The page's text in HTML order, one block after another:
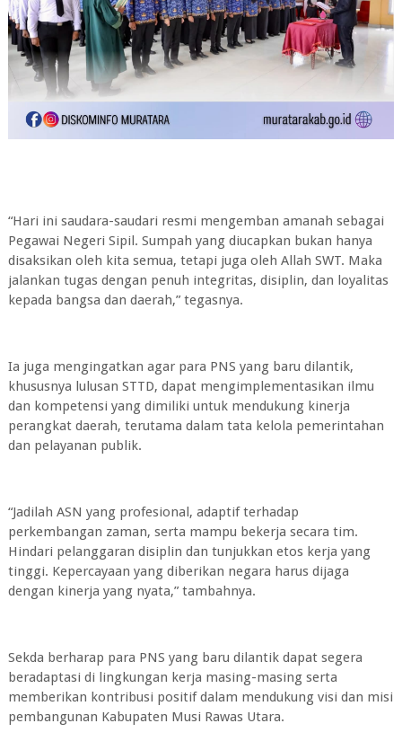
“Hari ini saudara-saudari resmi mengemban amanah sebagai
Pegawai Negeri Sipil. Sumpah yang diucapkan bukan hanya
disaksikan oleh kita semua, tetapi juga oleh Allah SWT. Maka
jalankan tugas dengan penuh integritas, disiplin, dan loyalitas
kepada bangsa dan daerah,” tegasnya.
Ia juga mengingatkan agar para PNS yang baru dilantik,
khususnya lulusan STTD, dapat mengimplementasikan ilmu
dan kompetensi yang dimiliki untuk mendukung kinerja
perangkat daerah, terutama dalam tata kelola pemerintahan
dan pelayanan publik.
“Jadilah ASN yang profesional, adaptif terhadap
perkembangan zaman, serta mampu bekerja secara tim.
Hindari pelanggaran disiplin dan tunjukkan etos kerja yang
tinggi. Kepercayaan yang diberikan negara harus dijaga
dengan kinerja yang nyata,” tambahnya.
Sekda berharap para PNS yang baru dilantik dapat segera
beradaptasi di lingkungan kerja masing-masing serta
memberikan kontribusi positif dalam mendukung visi dan misi
pembangunan Kabupaten Musi Rawas Utara.